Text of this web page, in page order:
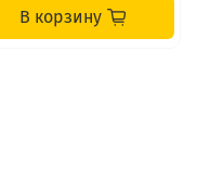
В корзину